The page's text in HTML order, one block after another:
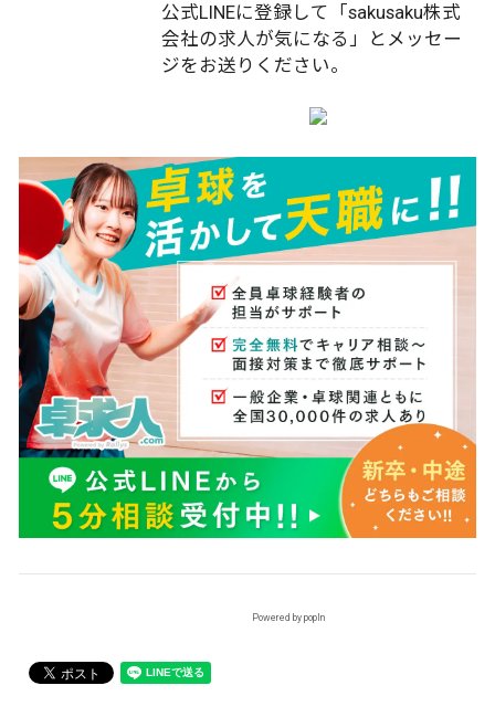
公式LINEに登録して「sakusaku株式
会社の求人が気になる」とメッセー
ジをお送りください。
Powered by popIn